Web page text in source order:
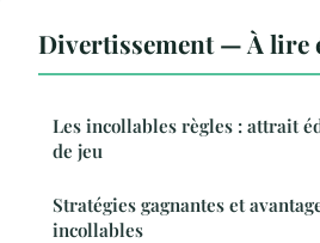
Divertissement — À lire
Les incollables règles : attrait
de jeu
Stratégies gagnantes et
incollables